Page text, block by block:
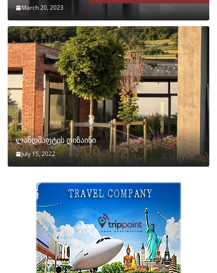
March 20, 2023
ლანდშაფტის დიზაინი
July 15, 2022